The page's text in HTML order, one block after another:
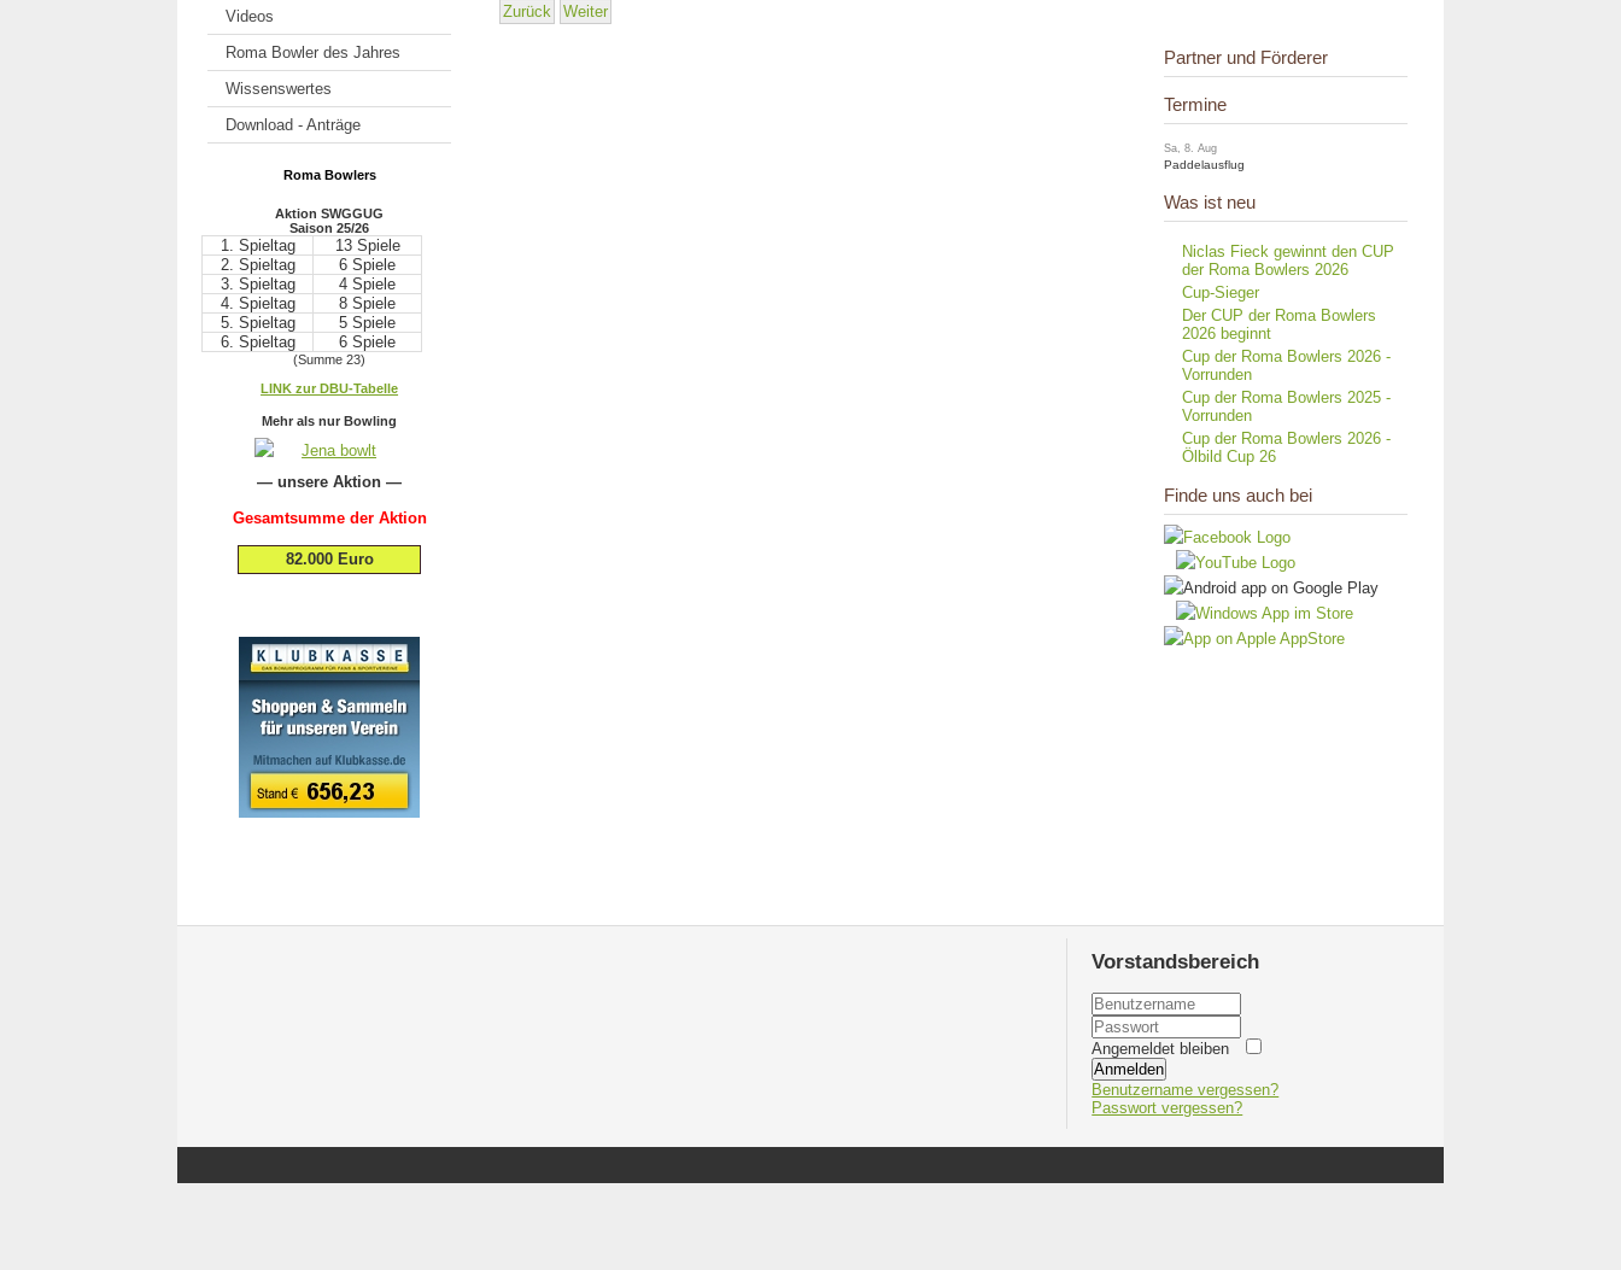
Videos
Roma Bowler des Jahres
Wissenswertes
Download - Anträge
Roma Bowlers
Aktion SWGGUG
Saison 25/26
1. Spieltag
13 Spiele
2. Spieltag
6 Spiele
3. Spieltag
4 Spiele
4. Spieltag
8 Spiele
5. Spieltag
5 Spiele
6. Spieltag
6 Spiele
(Summe 23)
LINK zur DBU-Tabelle
Mehr als nur Bowling
— unsere Aktion —
Gesamtsumme der Aktion
82.000 Euro
Zurück Weiter
Partner und Förderer
Termine
Sa, 8. Aug
Paddelausflug
Was ist neu
Niclas Fieck gewinnt den CUP
der Roma Bowlers 2026
Cup-Sieger
Der CUP der Roma Bowlers
2026 beginnt
Cup der Roma Bowlers 2026 -
Vorrunden
Cup der Roma Bowlers 2025 -
Vorrunden
Cup der Roma Bowlers 2026 -
Ölbild Cup 26
Finde uns auch bei
Vorstandsbereich
Angemeldet bleiben
Anmelden
Benutzername vergessen?
Passwort vergessen?